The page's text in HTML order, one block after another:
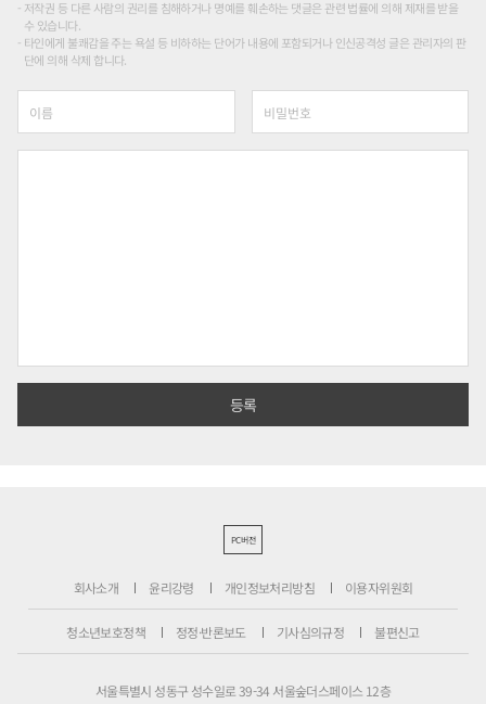
저작권 등 다른 사람의 권리를 침해하거나 명예를 훼손하는 댓글은 관련 법률에 의해 제재를 받을
수 있습니다.
타인에게 불쾌감을 주는 욕설 등 비하하는 단어가 내용에 포함되거나 인신공격성 글은 관리자의 판
단에 의해 삭제 합니다.
PC버전
회사소개 윤리강령 개인정보처리방침 이용자위원회
청소년보호정책 정정·반론보도 기사심의규정 불편신고
서울특별시 성동구 성수일로 39-34 서울숲더스페이스 12층